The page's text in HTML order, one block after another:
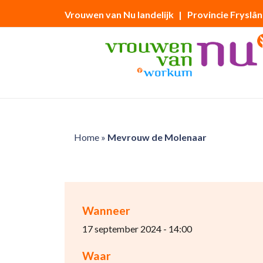
Vrouwen van Nu landelijk | Provincie Fryslân
Home» Mevrouw de Molenaar
Wanneer
17 september 2024 - 14:00
Waar